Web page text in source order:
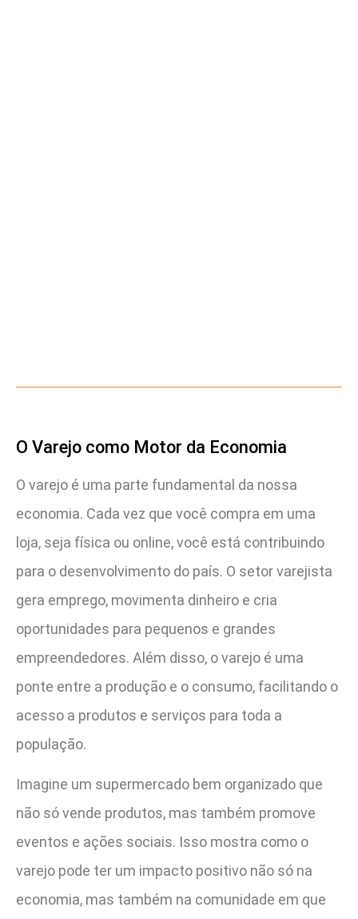
O Varejo como Motor da Economia
O varejo é uma parte fundamental da nossa
economia. Cada vez que você compra em uma
loja, seja física ou online, você está contribuindo
para o desenvolvimento do país. O setor varejista
gera emprego, movimenta dinheiro e cria
oportunidades para pequenos e grandes
empreendedores. Além disso, o varejo é uma
ponte entre a produção e o consumo, facilitando o
acesso a produtos e serviços para toda a
população.
Imagine um supermercado bem organizado que
não só vende produtos, mas também promove
eventos e ações sociais. Isso mostra como o
varejo pode ter um impacto positivo não só na
economia, mas também na comunidade em que